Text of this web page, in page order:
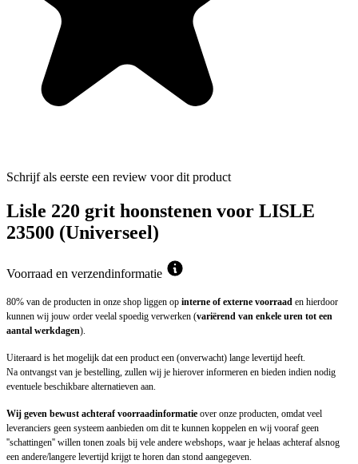
Schrijf als eerste een review voor dit product
Lisle 220 grit hoonstenen voor LISLE
23500 (Universeel)
Voorraad en verzendinformatie
80% van de producten in onze shop liggen op interne of externe voorraad en hierdoor
kunnen wij jouw order veelal spoedig verwerken (variërend van enkele uren tot een
aantal werkdagen).
Uiteraard is het mogelijk dat een product een (onverwacht) lange levertijd heeft.
Na ontvangst van je bestelling, zullen wij je hierover informeren en bieden indien nodig
eventuele beschikbare alternatieven aan.
Wij geven bewust achteraf voorraadinformatie over onze producten, omdat veel
leveranciers geen systeem aanbieden om dit te kunnen koppelen en wij vooraf geen
''schattingen'' willen tonen zoals bij vele andere webshops, waar je helaas achteraf alsnog
een andere/langere levertijd krijgt te horen dan stond aangegeven.